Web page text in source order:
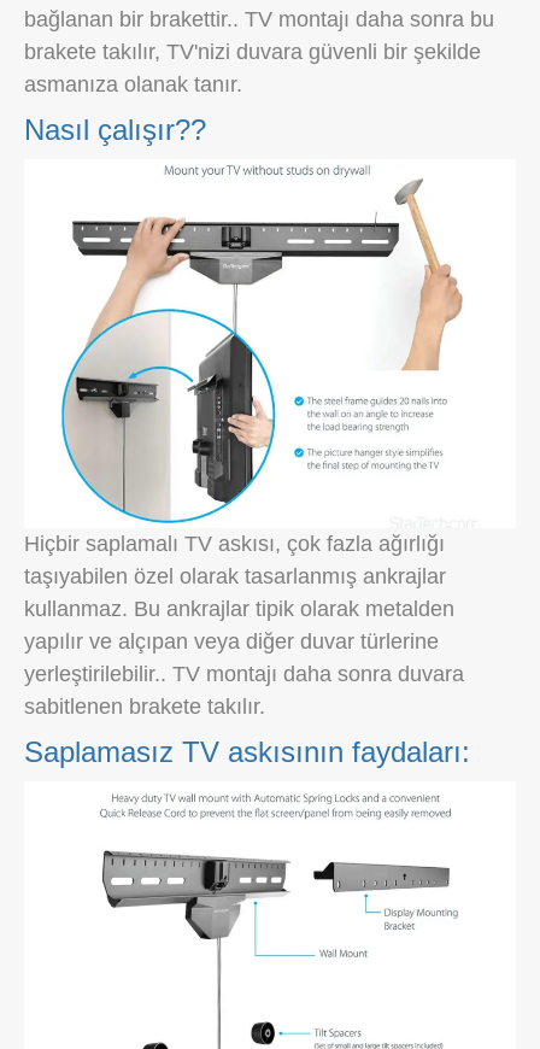
bağlanan bir brakettir.. TV montajı daha sonra bu
brakete takılır, TV'nizi duvara güvenli bir şekilde
asmanıza olanak tanır.
Nasıl çalışır??
Hiçbir saplamalı TV askısı, çok fazla ağırlığı
taşıyabilen özel olarak tasarlanmış ankrajlar
kullanmaz. Bu ankrajlar tipik olarak metalden
yapılır ve alçıpan veya diğer duvar türlerine
yerleştirilebilir.. TV montajı daha sonra duvara
sabitlenen brakete takılır.
Saplamasız TV askısının faydaları: